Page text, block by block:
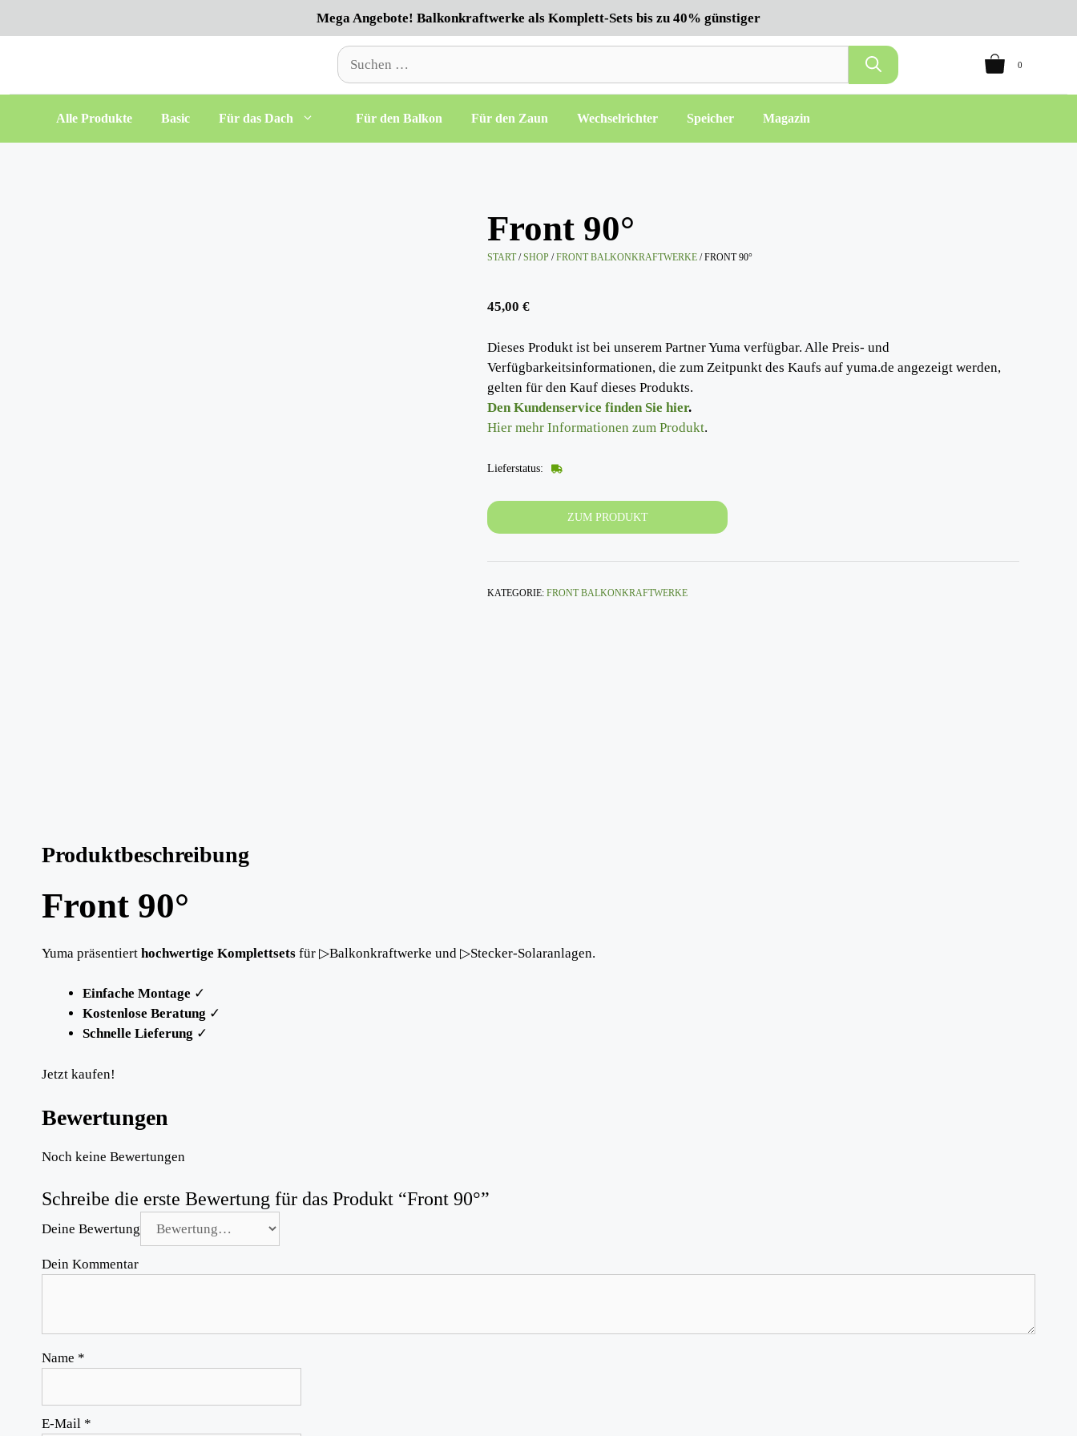
Mega Angebote! Balkonkraftwerke als Komplett-Sets bis zu 40% günstiger
Suchen
nach:
0
Alle Produkte Basic Für das Dach Für den Balkon Für den Zaun Wechselrichter Speicher Magazin
Front 90°
START/SHOP /FRONT BALKONKRAFTWERKE / FRONT 90°
45,00 €
Dieses Produkt ist bei unserem Partner Yuma verfügbar. Alle Preis- und
Verfügbarkeitsinformationen, die zum Zeitpunkt des Kaufs auf yuma.de angezeigt werden,
gelten für den Kauf dieses Produkts.
Den Kundenservice finden Sie hier.
Hier mehr Informationen zum Produkt.
Lieferstatus:
ZUM PRODUKT
KATEGORIE: FRONT BALKONKRAFTWERKE
Produktbeschreibung
Front 90°
Yuma präsentiert hochwertige Komplettsets für ▷Balkonkraftwerke und ▷Stecker-Solaranlagen.
Einfache Montage ✓
Kostenlose Beratung ✓
Schnelle Lieferung ✓
Jetzt kaufen!
Bewertungen
Noch keine Bewertungen
Schreibe die erste Bewertung für das Produkt “Front 90°”
Deine Bewertung
Dein Kommentar
Name *
E-Mail *